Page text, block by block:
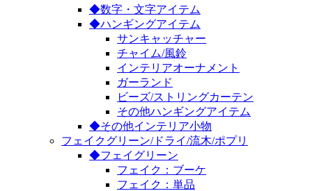
◆数字・文字アイテム
◆ハンギングアイテム
サンキャッチャー
チャイム/風鈴
インテリアオーナメント
ガーランド
ビーズ/ストリングカーテン
その他ハンギングアイテム
◆その他インテリア小物
フェイクグリーン/ドライ/流木/ポプリ
◆フェイグリーン
フェイク：ブーケ
フェイク：単品